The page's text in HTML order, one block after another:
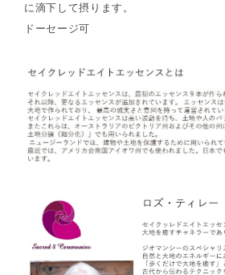
に滴下して摂ります。
ドーセージ可